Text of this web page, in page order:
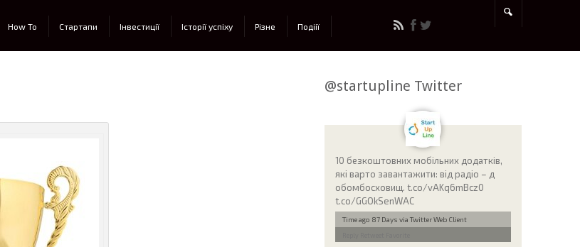
How To Стартапи Інвестиції Історії успіху Різне Подіії
@startupline Twitter
10 безкоштовних мобільних додатків,
які варто завантажити: від радіо – д
обомбосховищ. t.co/vAKq6mBcz0
t.co/GGOkSenWAC
Time ago 87 Days via Twitter Web Client